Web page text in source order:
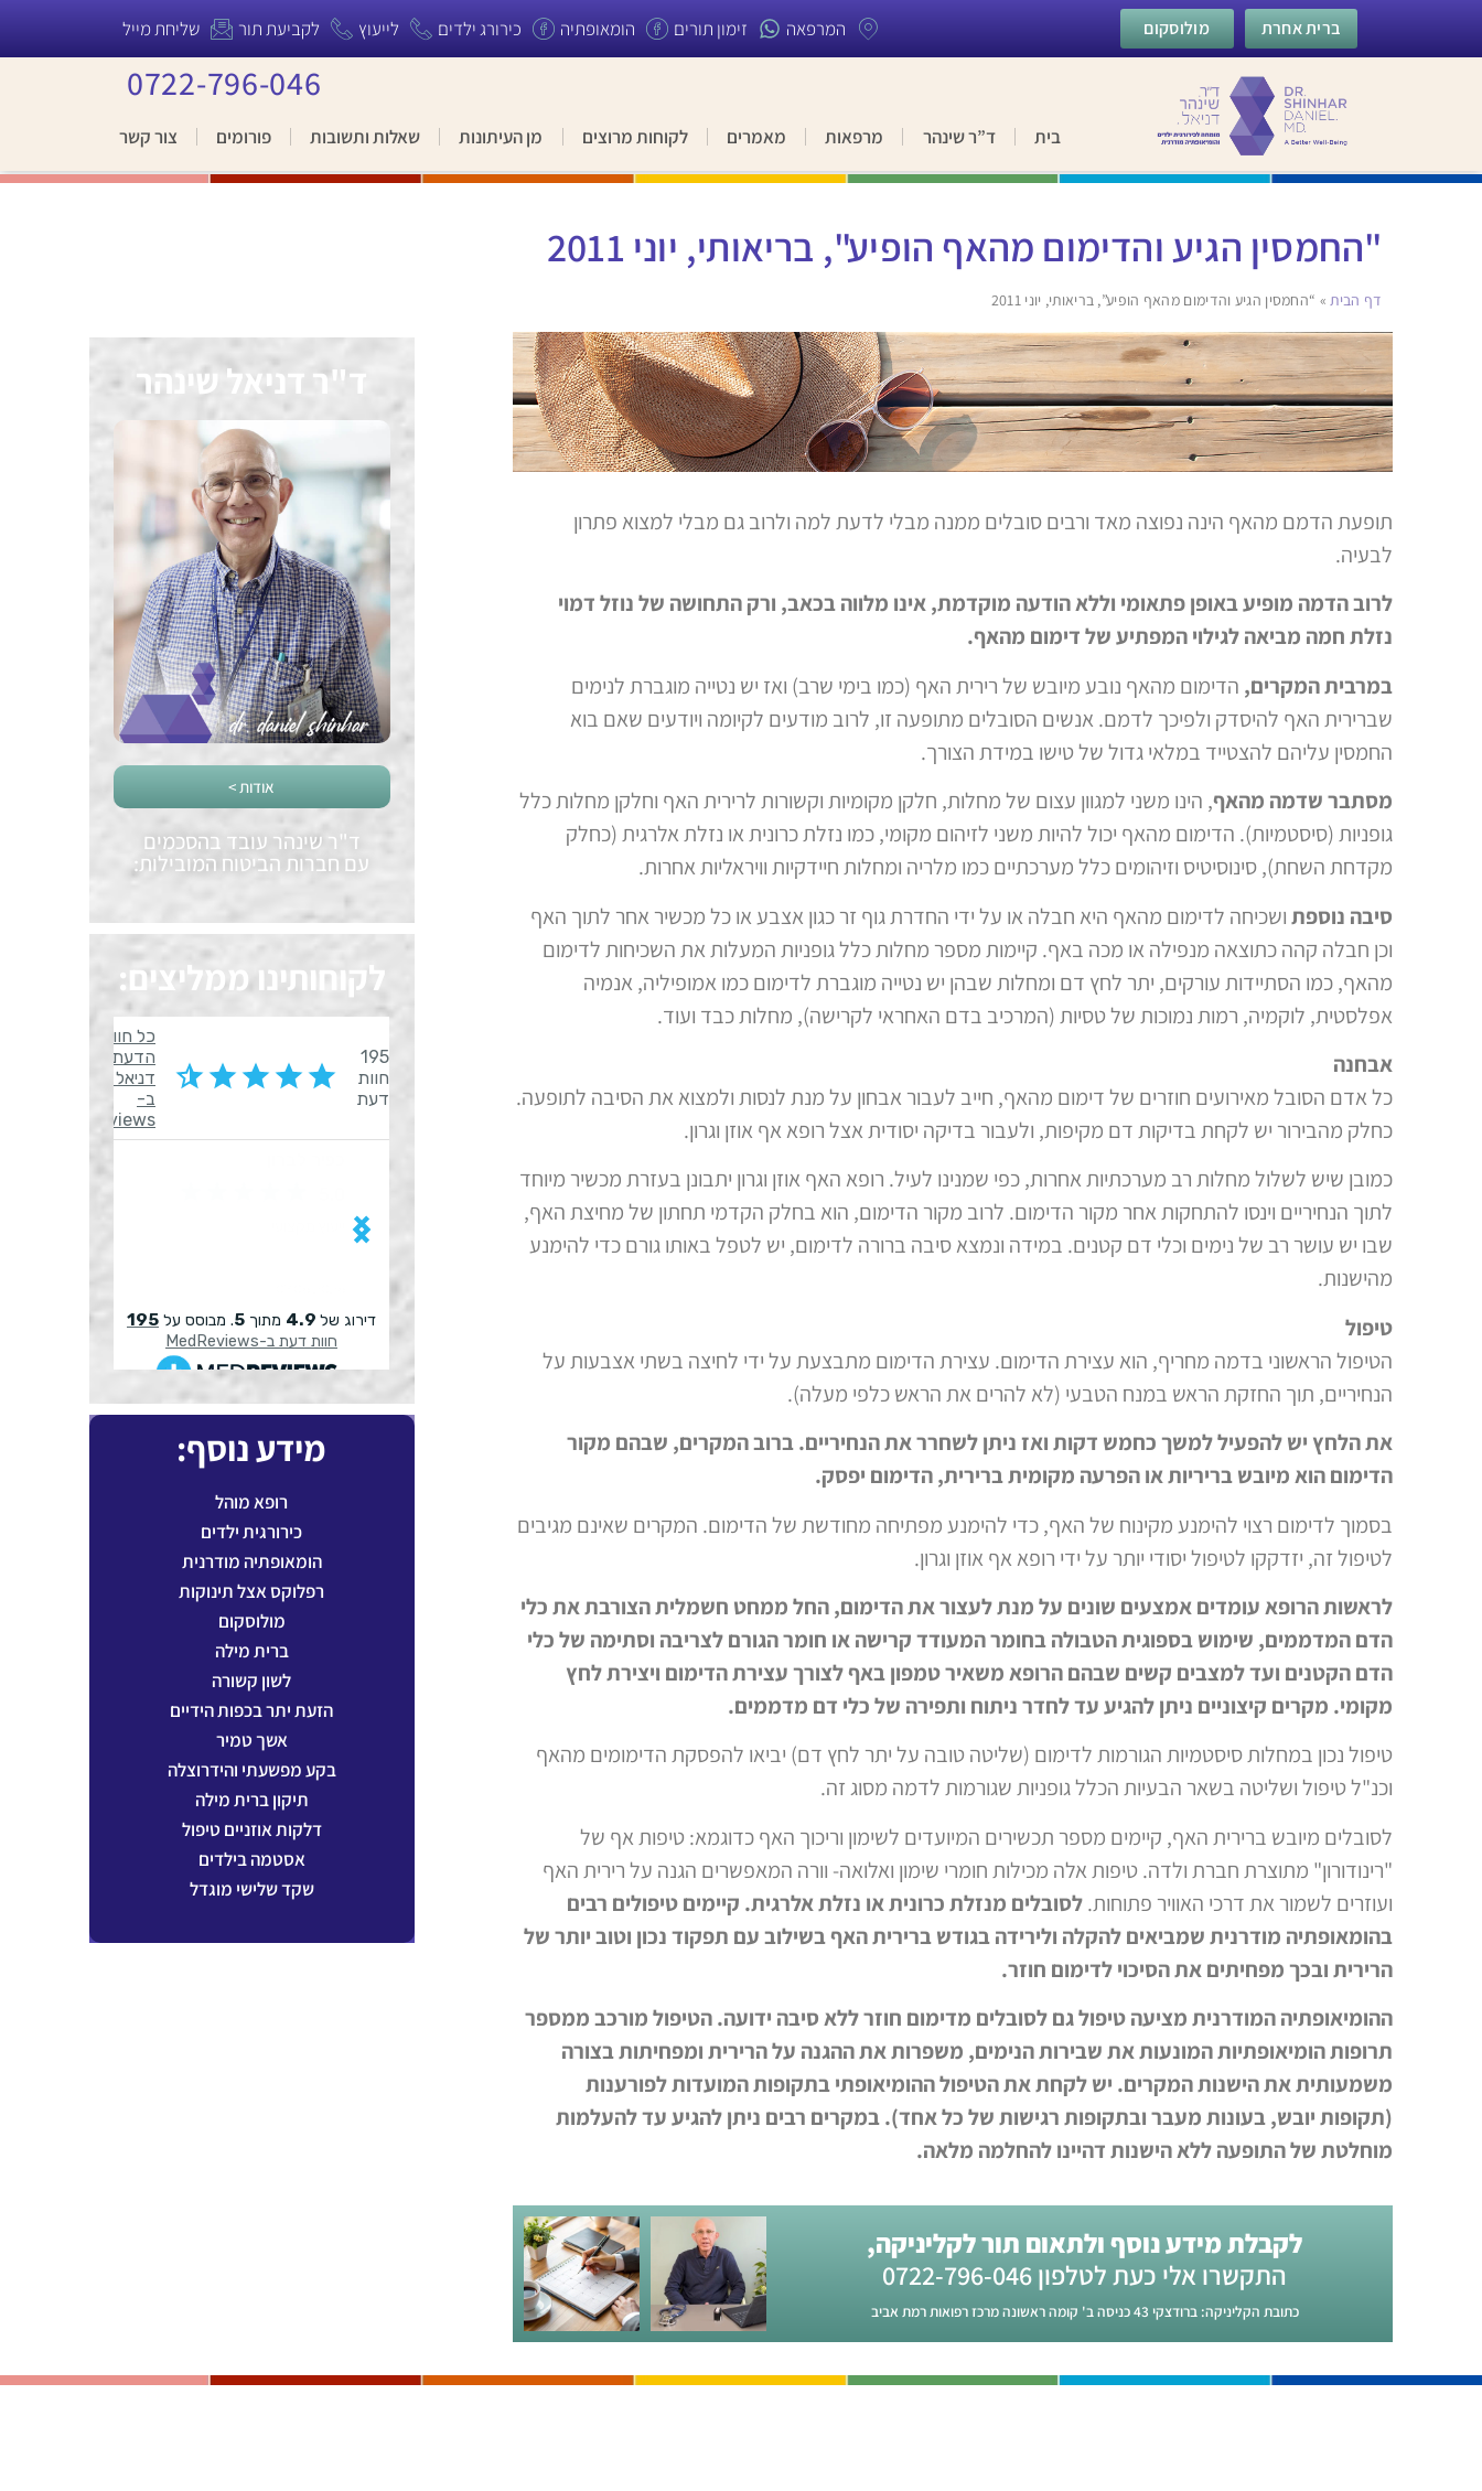
ברית אחרת מולוסקום המרפאה זימון תורים הומאופתיה כירורג ילדים לייעוץ לקביעת תור שליחת מייל
0722-796-046
בית ד”ר שינהר מרפאות מאמרים לקוחות מרוצים מן העיתונות שאלות ותשובות פורומים צור קשר
"החמסין הגיע והדימום מהאף הופיע", בריאותי, יוני 2011
דף הבית» “החמסין הגיע והדימום מהאף הופיע”, בריאותי, יוני 2011
תופעת הדמם מהאף הינה נפוצה מאד ורבים סובלים ממנה מבלי לדעת למה ולרוב גם מבלי למצוא פתרון
לבעיה.
לרוב הדמה מופיע באופן פתאומי וללא הודעה מוקדמת, אינו מלווה בכאב, ורק התחושה של נוזל דמוי
נזלת חמה מביאה לגילוי המפתיע של דימום מהאף.
במרבית המקרים, הדימום מהאף נובע מיובש של רירית האף (כמו בימי שרב) ואז יש נטייה מוגברת לנימים
שברירית האף להיסדק ולפיכך לדמם. אנשים הסובלים מתופעה זו, לרוב מודעים לקיומה ויודעים שאם בוא
החמסין עליהם להצטייד במלאי גדול של טישו במידת הצורך.
מסתבר שדמה מהאף, הינו משני למגוון עצום של מחלות, חלקן מקומיות וקשורות לרירית האף וחלקן מחלות כלל
גופניות (סיסטמיות). הדימום מהאף יכול להיות משני לזיהום מקומי, כמו נזלת כרונית או נזלת אלרגית (כחלק
מקדחת השחת), סינוסיטיס וזיהומים כלל מערכתיים כמו מלריה ומחלות חיידקיות וויראליות אחרות.
סיבה נוספתושכיחה לדימום מהאף היא חבלה או על ידי החדרת גוף זר כגון אצבע או כל מכשיר אחר לתוך האף
וכן חבלה קהה כתוצאה מנפילה או מכה באף. קיימות מספר מחלות כלל גופניות המעלות את השכיחות לדימום
מהאף, כמו הסתיידות עורקים, יתר לחץ דם ומחלות שבהן יש נטייה מוגברת לדימום כמו אמופיליה, אנמיה
אפלסטית, לוקמיה, רמות נמוכות של טסיות (המרכיב בדם האחראי לקרישה), מחלות כבד ועוד.
אבחנה
כל אדם הסובל מאירועים חוזרים של דימום מהאף, חייב לעבור אבחון על מנת לנסות ולמצוא את הסיבה לתופעה.
כחלק מהבירור יש לקחת בדיקות דם מקיפות, ולעבור בדיקה יסודית אצל רופא אף אוזן וגרון.
כמובן שיש לשלול מחלות רב מערכתיות אחרות, כפי שמנינו לעיל. רופא האף אוזן וגרון יתבונן בעזרת מכשיר מיוחד
לתוך הנחיריים וינסו להתחקות אחר מקור הדימום. לרוב מקור הדימום, הוא בחלק הקדמי תחתון של מחיצת האף,
שבו יש עושר רב של נימים וכלי דם קטנים. במידה ונמצא סיבה ברורה לדימום, יש לטפל באותו גורם כדי להימנע
מהישנות.
טיפול
הטיפול הראשוני בדמה מחריף, הוא עצירת הדימום. עצירת הדימום מתבצעת על ידי לחיצה בשתי אצבעות על
הנחיריים, תוך החזקת הראש במנח הטבעי (לא להרים את הראש כלפי מעלה).
את הלחץ יש להפעיל למשך כחמש דקות ואז ניתן לשחרר את הנחיריים. ברוב המקרים, שבהם מקור
הדימום הוא מיובש בריריות או הפרעה מקומית ברירית, הדימום יפסק.
בסמוך לדימום רצוי להימנע מקינוח של האף, כדי להימנע מפתיחה מחודשת של הדימום. המקרים שאינם מגיבים
לטיפול זה, יזדקקו לטיפול יסודי יותר על ידי רופא אף אוזן וגרון.
לראשות הרופא עומדים אמצעים שונים על מנת לעצור את הדימום, החל ממחט חשמלית הצורבת את כלי
הדם המדממים, שימוש בספוגית הטבולה בחומר המעודד קרישה או חומר הגורם לצריבה וסתימה של כלי
הדם הקטנים ועד למצבים קשים שבהם הרופא משאיר טמפון באף לצורך עצירת הדימום ויצירת לחץ
מקומי. מקרים קיצוניים ניתן להגיע עד לחדר ניתוח ותפירה של כלי דם מדממים.
טיפול נכון במחלות סיסטמיות הגורמות לדימום (שליטה טובה על יתר לחץ דם) יביאו להפסקת הדימומים מהאף
וכנ"ל טיפול ושליטה בשאר הבעיות הכלל גופניות שגורמות לדמה מסוג זה.
לסובלים מיובש ברירית האף, קיימים מספר תכשירים המיועדים לשימון וריכוך האף כדוגמא: טיפות אף של
"רינודורון" מתוצרת חברת ולדה. טיפות אלה מכילות חומרי שימון ואלואה- וורה המאפשרים הגנה על רירית האף
ועוזרים לשמור את דרכי האוויר פתוחות.לסובלים מנזלת כרונית או נזלת אלרגית. קיימים טיפולים רבים
בהומאופתיה מודרנית שמביאים להקלה ולירידה בגודש ברירית האף בשילוב עם תפקוד נכון וטוב יותר של
הרירית ובכך מפחיתים את הסיכוי לדימום חוזר.
ההומיאופתיה המודרנית מציעה טיפול גם לסובלים מדימום חוזר ללא סיבה ידועה. הטיפול מורכב ממספר
תרופות הומיאופתיות המונעות את שבירות הנימים, משפרות את ההגנה על הרירית ומפחיתות בצורה
משמעותית את הישנות המקרים. יש לקחת את הטיפול ההומיאופתי בתקופות המועדות לפורענות
(תקופות יובש, בעונות מעבר ובתקופות רגישות של כל אחד). במקרים רבים ניתן להגיע עד להעלמות
מוחלטת של התופעה ללא הישנות דהיינו להחלמה מלאה.
לקבלת מידע נוסף ולתאום תור לקליניקה,
התקשרו אלי כעת לטלפון 0722-796-046
כתובת הקליניקה: ברודצקי 43 כניסה ב' קומה ראשונה מרכז רפואות רמת אביב
ד"ר דניאל שינהר
אודות >
ד"ר שינהר עובד בהסכמים
עם חברות הביטוח המובילות:
לקוחותינו ממליצים:
מידע נוסף:
רופא מוהל
כירורגית ילדים
הומאופתיה מודרנית
רפלוקס אצל תינוקות
מולוסקום
ברית מילה
לשון קשורה
הזעת יתר בכפות הידיים
אשך טמיר
בקע מפשעתי והידרוצלה
תיקון ברית מילה
דלקות אוזניים טיפול
אסטמה בילדים
שקד שלישי מוגדל